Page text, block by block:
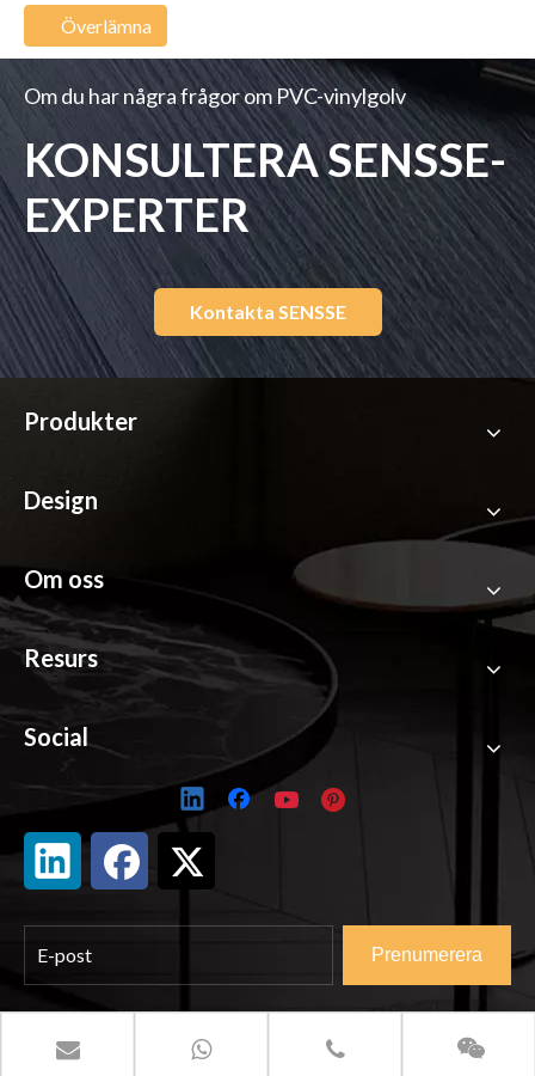
Överlämna
Om du har några frågor om PVC-vinylgolv
KONSULTERA SENSSE-
EXPERTER
Kontakta SENSSE
Produkter
Design
Om oss
Resurs
Social
Prenumerera
RÄTTIGHETER RESERVERADE.